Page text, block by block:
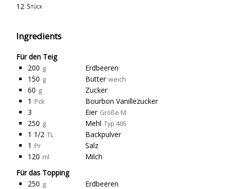
12 Stück
Ingredients
Für den Teig
200 g
Erdbeeren
150 g Butter weich
60 g
Zucker
1 Pck
Bourbon Vanillezucker
3
Eier Größe M
250 g Mehl Typ 405
1 1/2 TL
Backpulver
1 Pr
Salz
120 ml
Milch
Für das Topping
250 g
Erdbeeren